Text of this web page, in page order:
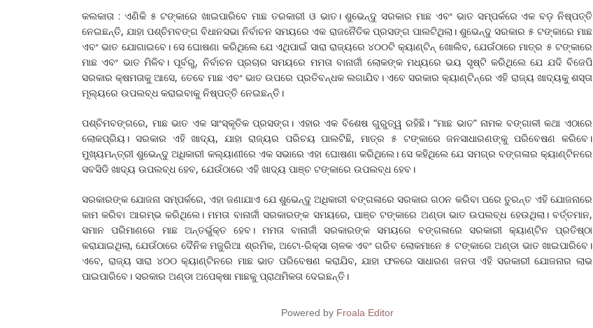
କଲକାତା : ଏଣିକି ୫ ଟଙ୍କାରେ ଖାଇପାରିବେ ମାଛ ତରକାରୀ ଓ ଭାତ। ଶୁଭେନ୍ଦୁ ସରକାର ମାଛ ଏବଂ ଭାତ ସମ୍ପର୍କରେ ଏକ ବଡ଼ ନିଷ୍ପତ୍ତି
ନେଇଛନ୍ତି, ଯାହା ପଶ୍ଚିମବଙ୍ଗ ବିଧାନସଭା ନିର୍ବାଚନ ସମୟରେ ଏକ ରାଜନୈତିକ ପ୍ରସଙ୍ଗ ପାଲଟିଥିଲା। ଶୁଭେନ୍ଦୁ ସରକାର ୫ ଟଙ୍କାରେ ମାଛ
ଏବଂ ଭାତ ଯୋଗାଇବେ। ସେ ଘୋଷଣା କରିଥିଲେ ଯେ ଏଥିପାଇଁ ସାରା ରାଜ୍ୟରେ ୪୦୦ଟି କ୍ୟାଣ୍ଟିନ୍ ଖୋଲିବ, ଯେଉଁଠାରେ ମାତ୍ର ୫ ଟଙ୍କାରେ
ମାଛ ଏବଂ ଭାତ ମିଳିବ। ପୂର୍ବରୁ, ନିର୍ବାଚନ ପ୍ରଚାର ସମୟରେ ମମତା ବାନାର୍ଜୀ ଲୋକଙ୍କ ମଧ୍ୟରେ ଭୟ ସୃଷ୍ଟି କରିଥିଲେ ଯେ ଯଦି ବିଜେପି
ସରକାର କ୍ଷମତାକୁ ଆସେ, ତେବେ ମାଛ ଏବଂ ଭାତ ଉପରେ ପ୍ରତିବନ୍ଧକ ଲଗାଯିବ। ଏବେ ସରକାର କ୍ୟାଣ୍ଟିନ୍‌ରେ ଏହି ରାଜ୍ୟ ଖାଦ୍ୟକୁ ଶସ୍ତା
ମୂଲ୍ୟରେ ଉପଲବ୍ଧ କରାଇବାକୁ ନିଷ୍ପତ୍ତି ନେଇଛନ୍ତି।
ପଶ୍ଚିମବଙ୍ଗରେ, ମାଛ ଭାତ ଏକ ସାଂସ୍କୃତିକ ପ୍ରସଙ୍ଗ। ଏହାର ଏକ ବିଶେଷ ଗୁରୁତ୍ୱ ରହିଛି। “ମାଛ ଭାତ” ନାମକ ବଙ୍ଗାଳୀ କଥା ଏଠାରେ
ଲୋକପ୍ରିୟ। ସରକାର ଏହି ଖାଦ୍ୟ, ଯାହା ରାଜ୍ୟର ପରିଚୟ ପାଲଟିଛି, ମାତ୍ର ୫ ଟଙ୍କାରେ ଜନସାଧାରଣଙ୍କୁ ପରିବେଷଣ କରିବେ।
ମୁଖ୍ୟମନ୍ତ୍ରୀ ଶୁଭେନ୍ଦୁ ଅଧିକାରୀ କଲ୍ୟାଣୀରେ ଏକ ସଭାରେ ଏହା ଘୋଷଣା କରିଥିଲେ। ସେ କହିଥିଲେ ଯେ ସମଗ୍ର ବଙ୍ଗଳାର କ୍ୟାଣ୍ଟିନରେ
ସବସିଡି ଖାଦ୍ୟ ଉପଲବ୍ଧ ହେବ, ଯେଉଁଠାରେ ଏହି ଖାଦ୍ୟ ପାଞ୍ଚ ଟଙ୍କାରେ ଉପଲବ୍ଧ ହେବ।
ସରକାରଙ୍କ ଯୋଜନା ସମ୍ପର୍କରେ, ଏହା ଜଣାଯାଏ ଯେ ଶୁଭେନ୍ଦୁ ଅଧିକାରୀ ବଙ୍ଗଳାରେ ସରକାର ଗଠନ କରିବା ପରେ ତୁରନ୍ତ ଏହି ଯୋଜନାରେ
କାମ କରିବା ଆରମ୍ଭ କରିଥିଲେ। ମମତା ବାନାର୍ଜୀ ସରକାରଙ୍କ ସମୟରେ, ପାଞ୍ଚ ଟଙ୍କାରେ ଅଣ୍ଡା ଭାତ ଉପଲବ୍ଧ ହେଉଥିଲା। ବର୍ତ୍ତମାନ,
ସମାନ ପରିମାଣରେ ମାଛ ଅନ୍ତର୍ଭୁକ୍ତ ହେବ। ମମତା ବାନାର୍ଜୀ ସରକାରଙ୍କ ସମୟରେ ବଙ୍ଗଳାରେ ସରକାରୀ କ୍ୟାଣ୍ଟିନ ପ୍ରତିଷ୍ଠା
କରାଯାଇଥିଲା, ଯେଉଁଠାରେ ଦୈନିକ ମଜୁରିଆ ଶ୍ରମିକ, ଅଟୋ-ରିକ୍ସା ଚାଳକ ଏବଂ ଗରିବ ଲୋକମାନେ ୫ ଟଙ୍କାରେ ଅଣ୍ଡା ଭାତ ଖାଇପାରିବେ।
ଏବେ, ରାଜ୍ୟ ସାରା ୪୦୦ କ୍ୟାଣ୍ଟିନରେ ମାଛ ଭାତ ପରିବେଷଣ କରାଯିବ, ଯାହା ଫଳରେ ସାଧାରଣ ଜନତା ଏହି ସରକାରୀ ଯୋଜନାର ଲାଭ
ପାଇପାରିବେ। ସରକାର ଅଣ୍ଡା ଅପେକ୍ଷା ମାଛକୁ ପ୍ରାଥମିକତା ଦେଇଛନ୍ତି।
Powered by Froala Editor